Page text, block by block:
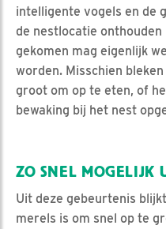
intelligente vogels en de
de nestlocatie
gekomen mag eigenlijk
worden. Misschien
groot om op te eten, of
bewaking bij het nest
ZO SNEL MOGELIJK
Uit deze gebeurtenis
merels is om snel op te